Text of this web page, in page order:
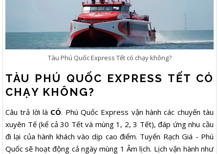
Tàu Phú Quốc Express Tết có chạy không?
TÀU PHÚ QUỐC EXPRESS TẾT CÓ
CHẠY KHÔNG?
Câu trả lời là CÓ. Phú Quốc Express vận hành các chuyến tàu
xuyên Tế (kể cả 30 Tết và mùng 1, 2, 3 Tết), đáp ứng nhu cầu
đi lại của hành khách vào dịp cao điểm. Tuyến Rạch Giá - Phú
Quốc sẽ hoạt động cả ngày mùng 1 Âm lịch. Lịch vận hành như